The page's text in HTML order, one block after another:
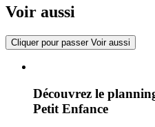
Voir aussi
Cliquer pour passer Voir aussi
Découvrez le
Petit Enfance